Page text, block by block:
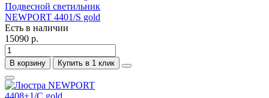
Подвесной светильник
NEWPORT 4401/S gold
Есть в наличии
15090 р.
В корзину Купить в 1 клик